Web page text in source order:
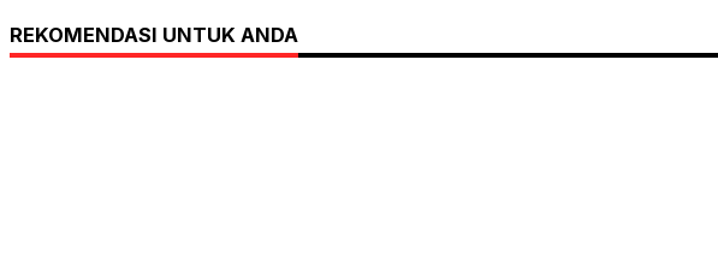
REKOMENDASI UNTUK ANDA